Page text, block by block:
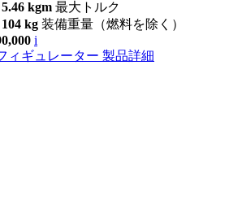
5.46 kgm 最大トルク
104 kg 装備重量（燃料を除く）
i
ィギュレーター 製品詳細